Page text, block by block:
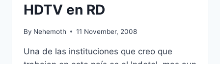
ANCHA
WIRELESS
AREA
HDTV en RD
By Nehemoth 11 November, 2008
Una de las instituciones que creo que